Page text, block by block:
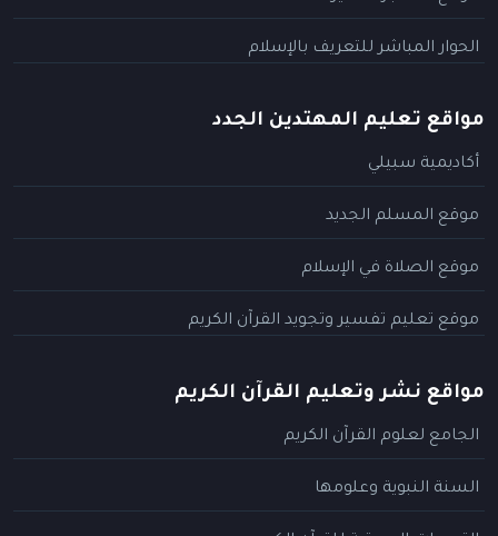
الحوار المباشر للتعريف بالإسلام
مواقع تعليم المهتدين الجدد
أكاديمية سبيلي
موقع المسلم الجديد
موقع الصلاة في الإسلام
موقع تعليم تفسير وتجويد القرآن الكريم
مواقع نشر وتعليم القرآن الكريم
الجامع لعلوم القرآن الكريم
السنة النبوية وعلومها